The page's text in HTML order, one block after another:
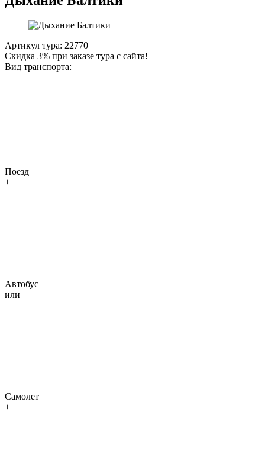
Артикул тура: 22770
Скидка 3% при заказе тура с сайта!
Вид транспорта:
Поезд
+
Автобус
или
Самолет
+